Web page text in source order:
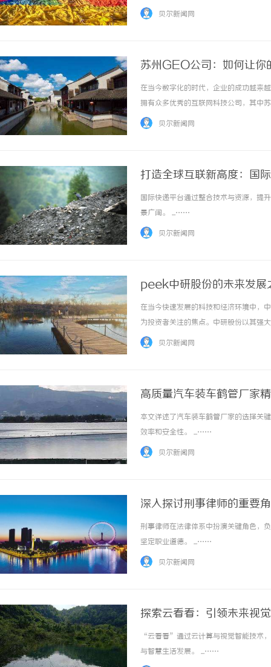
贝尔新闻网
苏州GEO公司：如何让你
在当今数字化的时代，企业的成功越来
拥有众多优秀的互联网科技公司，其中
GEO公司的发展历程、服务内容以及
贝尔新闻网
打造全球互联新高度：国
国际快递平台通过整合技术与资源，提
景广阔。 ...……
贝尔新闻网
peek中研股份的未来发展
在当今快速发展的科技和经济环境中，
为投资者关注的焦点。中研股份以其强
中研股份将详细探讨中研股份的公司概
贝尔新闻网
高质量汽车装车鹤管厂家
本文详述了汽车装车鹤管厂家的选择关
效率和安全性。 ...……
贝尔新闻网
深入探讨刑事律师的重要
刑事律师在法律体系中扮演关键角色，
坚定职业道德。 ...……
贝尔新闻网
探索云看看：引领未来视
“云看看”通过云计算与视觉智能技术
与智慧生活发展。 ...……
ai却天天给他免费派单？